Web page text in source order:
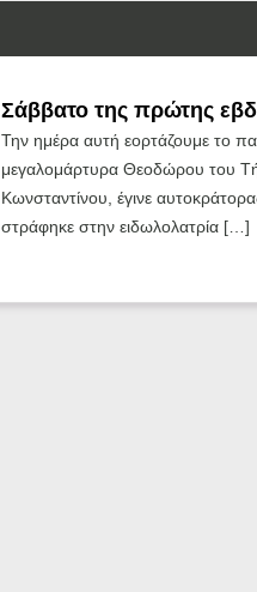
Σάββατο της πρώτης
Την ημέρα αυτή εορτάζουμε το
μεγαλομάρτυρα Θεοδώρου του
Κωνσταντίνου, έγινε
στράφηκε στην ειδωλολατρία […]